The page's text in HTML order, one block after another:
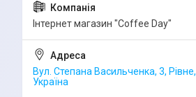
Інтернет магазин "Coffee Day"
Вул. Степана Васильченка, 3, Рівне,
Україна